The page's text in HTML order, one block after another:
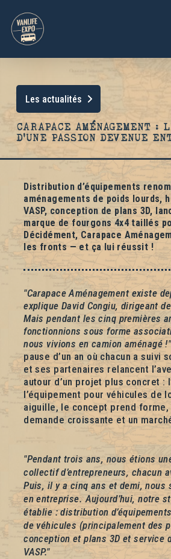
Les actualités
CARAPACE AMÉNAGEMENT :
D’UNE PASSION DEVENUE
Distribution d’équipements
aménagements de poids lourds,
VASP, conception de plans 3D,
marque de fourgons 4x4 taillés
Décidément, Carapace
les fronts — et ça lui réussit !
"Carapace Aménagement existe
explique David Congiu, dirigeant
Mais pendant les cinq premières
fonctionnions sous forme
nous vivions en camion aménagé !"
pause d’un an où chacun a suivi
et ses partenaires relancent
autour d’un projet plus concret :
l’équipement pour véhicules de
aiguille, le concept prend forme,
demande croissante et un
"Pendant trois ans, nous étions
collectif d’entrepreneurs, chacun
Puis, il y a cinq ans et demi, nous
en entreprise. Aujourd’hui, notre
établie : distribution
de véhicules (principalement des
conception et plans 3D et service
VASP."